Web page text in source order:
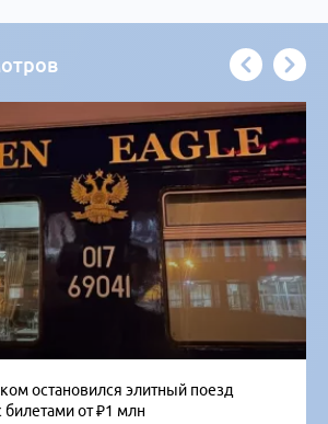
остановился элитный поезд
билетами от ₽1 млн